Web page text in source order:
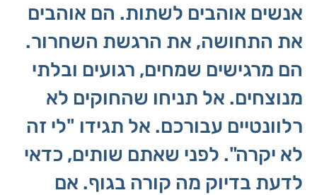
אנשים אוהבים לשתות. הם אוהבים
את התחושה, את הרגשת השחרור.
הם מרגישים שמחים, רגועים ובלתי
מנוצחים. אל תניחו שהחוקים לא
רלוונטיים עבורכם. אל תגידו "לי זה
לא יקרה". לפני שאתם שותים, כדאי
לדעת בדיוק מה קורה בגוף. אם